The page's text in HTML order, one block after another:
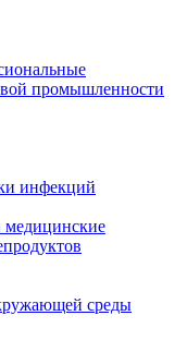
промышленности
инфекций
медицинские
среды